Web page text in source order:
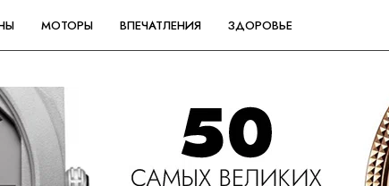
МОТОРЫ ВПЕЧАТЛЕНИЯ ЗДОРОВЬЕ